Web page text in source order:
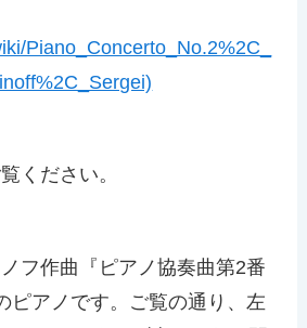
Piano_Concerto_No.2%2C_
ください。
フ作曲『ピアノ協奏曲第2番
ピアノです。ご覧の通り、左